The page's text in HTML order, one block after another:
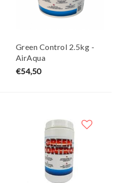
Green Control 2.5kg -
AirAqua
€54,50